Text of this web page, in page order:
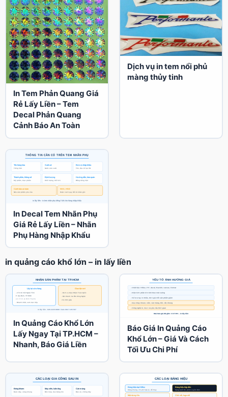
In Tem Phản Quang Giá
Rẻ Lấy Liền – Tem
Decal Phản Quang
Cảnh Báo An Toàn
Dịch vụ in tem nổi phủ
màng thủy tinh
In Decal Tem Nhãn Phụ
Giá Rẻ Lấy Liền – Nhãn
Phụ Hàng Nhập Khẩu
in quảng cáo khổ lớn – in lấy liền
In Quảng Cáo Khổ Lớn
Lấy Ngay Tại TP.HCM –
Nhanh, Báo Giá Liền
Báo Giá In Quảng Cáo
Khổ Lớn – Giá Và Cách
Tối Ưu Chi Phí